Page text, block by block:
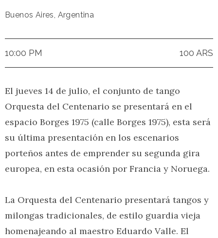
Buenos Aires, Argentina
10:00 PM 100 ARS
El jueves 14 de julio, el conjunto de tango
Orquesta del Centenario se presentará en el
espacio Borges 1975 (calle Borges 1975), esta será
su última presentación en los escenarios
porteños antes de emprender su segunda gira
europea, en esta ocasión por Francia y Noruega.
La Orquesta del Centenario presentará tangos y
milongas tradicionales, de estilo guardia vieja
homenajeando al maestro Eduardo Valle. El